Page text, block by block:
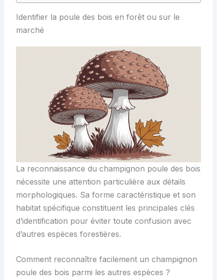
Identifier la poule des bois en forêt ou sur le
marché
La reconnaissance du champignon poule des bois
nécessite une attention particulière aux détails
morphologiques. Sa forme caractéristique et son
habitat spécifique constituent les principales clés
d’identification pour éviter toute confusion avec
d’autres espèces forestières.
Comment reconnaître facilement un champignon
poule des bois parmi les autres espèces ?